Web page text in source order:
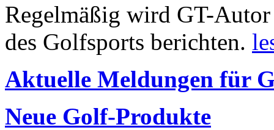
Regelmäßig wird GT-
des Golfsports berichten.
Aktuelle Meldungen für
Neue Golf-Produkte